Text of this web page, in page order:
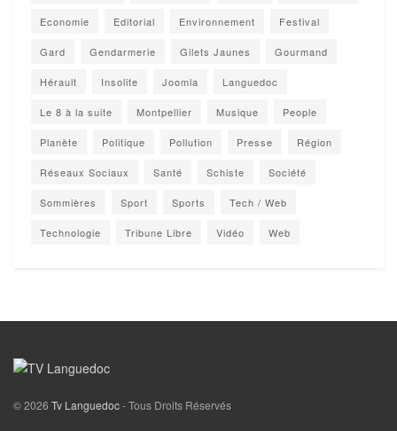
Economie Editorial Environnement Festival
Gard Gendarmerie Gilets Jaunes Gourmand
Hérault Insolite Joomla Languedoc
Le 8 à la suite Montpellier Musique People
Planète Politique Pollution Presse Région
Réseaux Sociaux Santé Schiste Société
Sommières Sport Sports Tech / Web
Technologie Tribune Libre Vidéo Web
© 2026 Tv Languedoc- Tous Droits Réservés